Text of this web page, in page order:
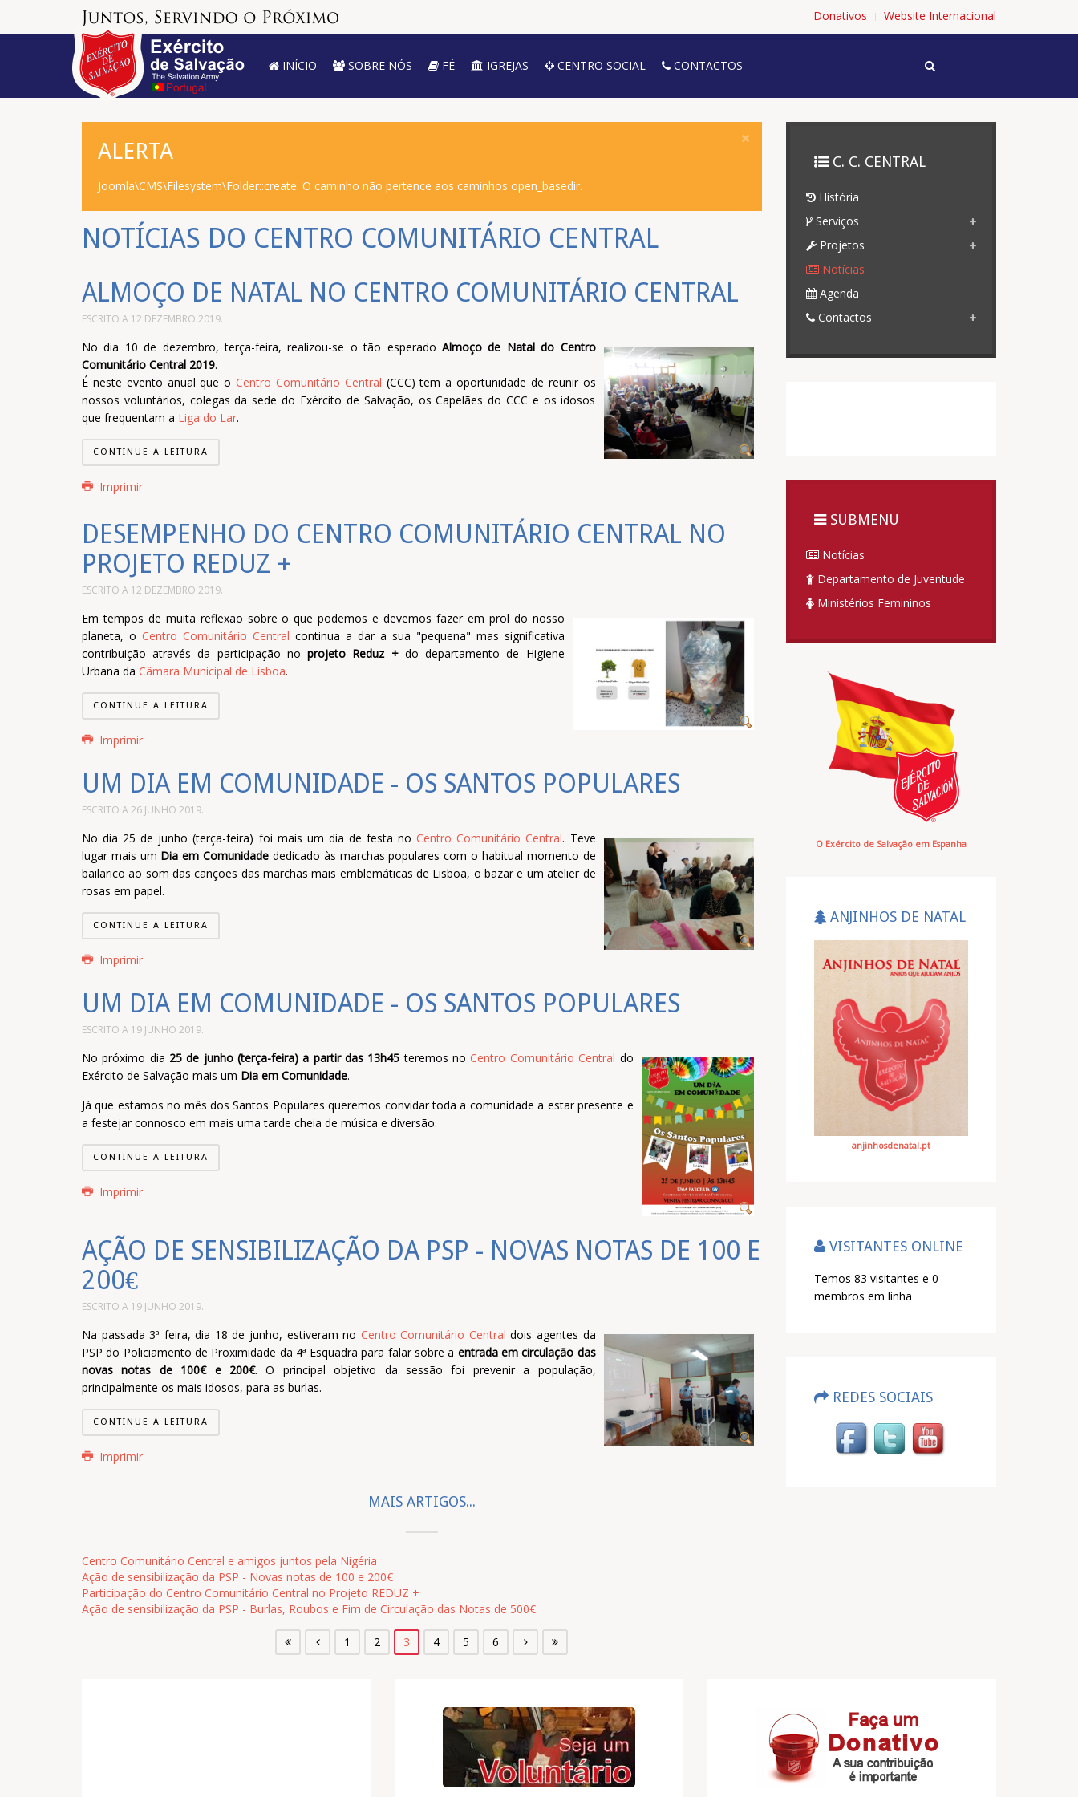
Donativos Website Internacional
INÍCIO SOBRE NÓS FÉ IGREJAS CENTRO SOCIAL CONTACTOS
ALERTA
Joomla\CMS\Filesystem\Folder::create: O caminho não pertence aos caminhos open_basedir.
NOTÍCIAS DO CENTRO COMUNITÁRIO CENTRAL
ALMOÇO DE NATAL NO CENTRO COMUNITÁRIO CENTRAL
ESCRITO A 12 DEZEMBRO 2019.
No dia 10 de dezembro, terça-feira, realizou-se o tão esperado Almoço de Natal do Centro
Comunitário Central 2019.
É neste evento anual que o Centro Comunitário Central (CCC) tem a oportunidade de reunir os
nossos voluntários, colegas da sede do Exército de Salvação, os Capelães do CCC e os idosos
que frequentam a Liga do Lar.
CONTINUE A LEITURA
Imprimir
DESEMPENHO DO CENTRO COMUNITÁRIO CENTRAL NO
PROJETO REDUZ +
ESCRITO A 12 DEZEMBRO 2019.
Em tempos de muita reflexão sobre o que podemos e devemos fazer em prol do nosso
planeta, o Centro Comunitário Central continua a dar a sua "pequena" mas significativa
contribuição através da participação noprojeto Reduz +do departamento de Higiene
Urbana da Câmara Municipal de Lisboa.
CONTINUE A LEITURA
Imprimir
UM DIA EM COMUNIDADE - OS SANTOS POPULARES
ESCRITO A 26 JUNHO 2019.
No dia 25 de junho (terça-feira) foi mais um dia de festa noCentro Comunitário Central. Teve
lugar mais um Dia em Comunidade dedicado às marchas populares com o habitual momento de
bailarico ao som das canções das marchas mais emblemáticas de Lisboa, o bazar e um atelier de
rosas em papel.
CONTINUE A LEITURA
Imprimir
UM DIA EM COMUNIDADE - OS SANTOS POPULARES
ESCRITO A 19 JUNHO 2019.
No próximo dia 25 de junho (terça-feira) a partir das 13h45 teremos noCentro Comunitário Central do
Exército de Salvação mais um Dia em Comunidade.
Já que estamos no mês dos Santos Populares queremos convidar toda a comunidade a estar presente e
a festejar connosco em mais uma tarde cheia de música e diversão.
CONTINUE A LEITURA
Imprimir
AÇÃO DE SENSIBILIZAÇÃO DA PSP - NOVAS NOTAS DE 100 E
200€
ESCRITO A 19 JUNHO 2019.
Na passada 3ª feira, dia 18 de junho, estiveram no Centro Comunitário Central dois agentes da
PSP do Policiamento de Proximidade da 4ª Esquadra para falar sobre a entrada em circulação das
novas notas de 100€ e 200€. O principal objetivo da sessão foi prevenir a população,
principalmente os mais idosos, para as burlas.
CONTINUE A LEITURA
Imprimir
MAIS ARTIGOS...
Centro Comunitário Central e amigos juntos pela Nigéria
Ação de sensibilização da PSP - Novas notas de 100 e 200€
Participação do Centro Comunitário Central no Projeto REDUZ +
Ação de sensibilização da PSP - Burlas, Roubos e Fim de Circulação das Notas de 500€
1 2 3 4 5 6
C. C. CENTRAL
História
Serviços
Projetos
Notícias
Agenda
Contactos
SUBMENU
Notícias
Departamento de Juventude
Ministérios Femininos
O Exército de Salvação em Espanha
ANJINHOS DE NATAL
anjinhosdenatal.pt
VISITANTES ONLINE
Temos 83 visitantes e 0
membros em linha
REDES SOCIAIS